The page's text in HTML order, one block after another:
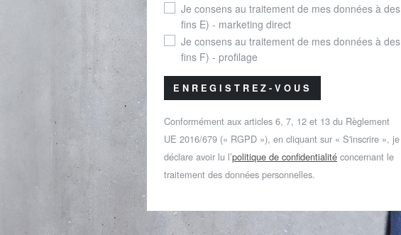
Je consens au traitement de mes données à des
fins E) - marketing direct
Je consens au traitement de mes données à des
fins F) - profilage
ENREGISTREZ-VOUS
Conformément aux articles 6, 7, 12 et 13 du Règlement
UE 2016/679 (« RGPD »), en cliquant sur « S'inscrire », je
déclare avoir lu l’politique de confidentialité concernant le
traitement des données personnelles.